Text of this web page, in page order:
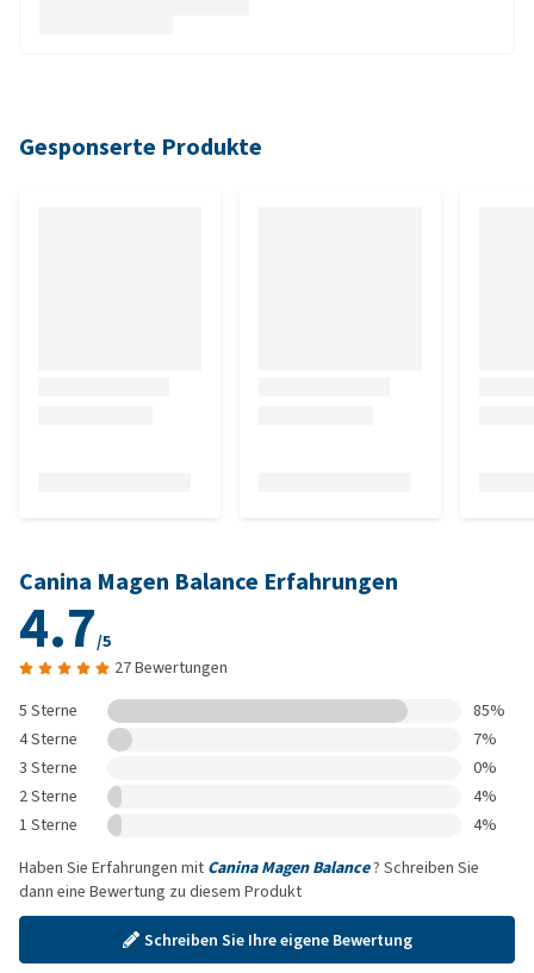
Gesponserte Produkte
Canina Magen Balance Erfahrungen
4.7/5
27 Bewertungen
5 Sterne
85%
4 Sterne
7%
3 Sterne
0%
2 Sterne
4%
1 Sterne
4%
Haben Sie Erfahrungen mit Canina Magen Balance? Schreiben Sie
dann eine Bewertung zu diesem Produkt
Schreiben Sie Ihre eigene Bewertung